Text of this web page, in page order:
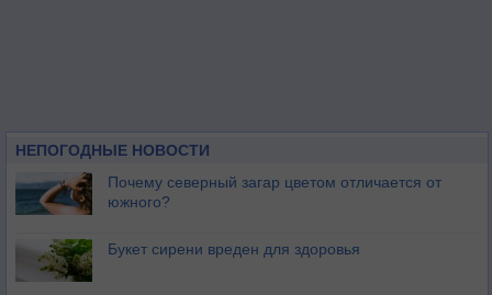
НЕПОГОДНЫЕ НОВОСТИ
Почему северный загар цветом отличается от
южного?
Букет сирени вреден для здоровья